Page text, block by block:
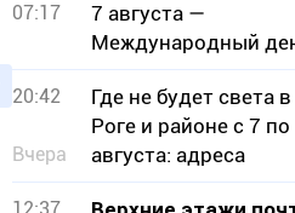
07:17
7 августа —
Международный
20:42
Вчера
Где не будет света
Роге и районе с 7 по
августа: адреса